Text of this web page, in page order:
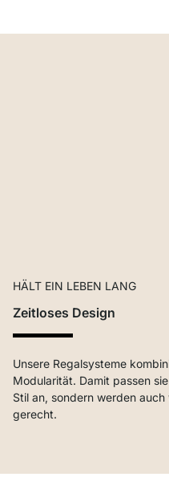
HÄLT EIN LEBEN LANG
Zeitloses Design
Unsere Regalsysteme
Modularität. Damit passen
Stil an, sondern werden
gerecht.